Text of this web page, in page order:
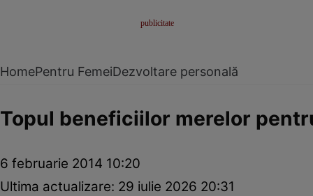
HomePentru FemeiDezvoltare personală
Topul beneficiilor merelor
6 februarie 2014 10:20
Ultima actualizare: 29 iulie 2026 20:31